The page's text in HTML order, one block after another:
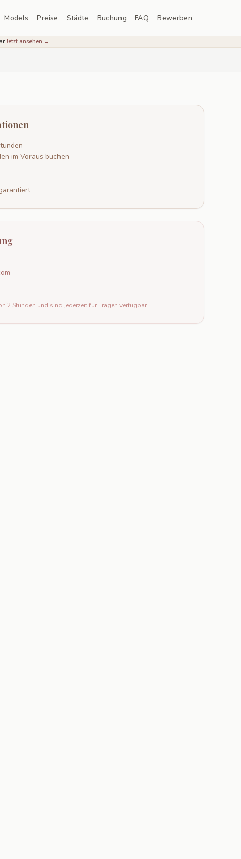
Models Preise Städte Buchung FAQ Bewerben
im Voraus buchen
2 Stunden und sind jederzeit für Fragen verfügbar.
Jetzt ansehen →